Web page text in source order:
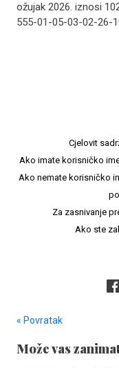
ožujak 2026. iznosi
555-01-05-03-02-26-
Cjelovit
Ako imate korisničko
Ako nemate korisničko
Za zasnivanje
Ako ste
« Povratak
Može vas